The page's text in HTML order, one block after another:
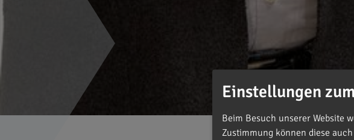
Einstellungen
Beim Besuch unserer Website
Zustimmung können diese